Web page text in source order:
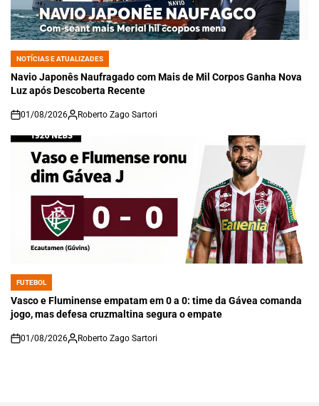
POSTED
IN
NOTÍCIAS E ATUALIZADES
Navio Japonês Naufragado com Mais de Mil Corpos Ganha Nova
Luz após Descoberta Recente
on
01/08/2026 Roberto Zago Sartori
POSTED
IN
FUTEBOL
Vasco e Fluminense empatam em 0 a 0: time da Gávea comanda
jogo, mas defesa cruzmaltina segura o empate
on
01/08/2026 Roberto Zago Sartori